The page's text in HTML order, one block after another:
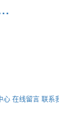
心 在线留言 联系